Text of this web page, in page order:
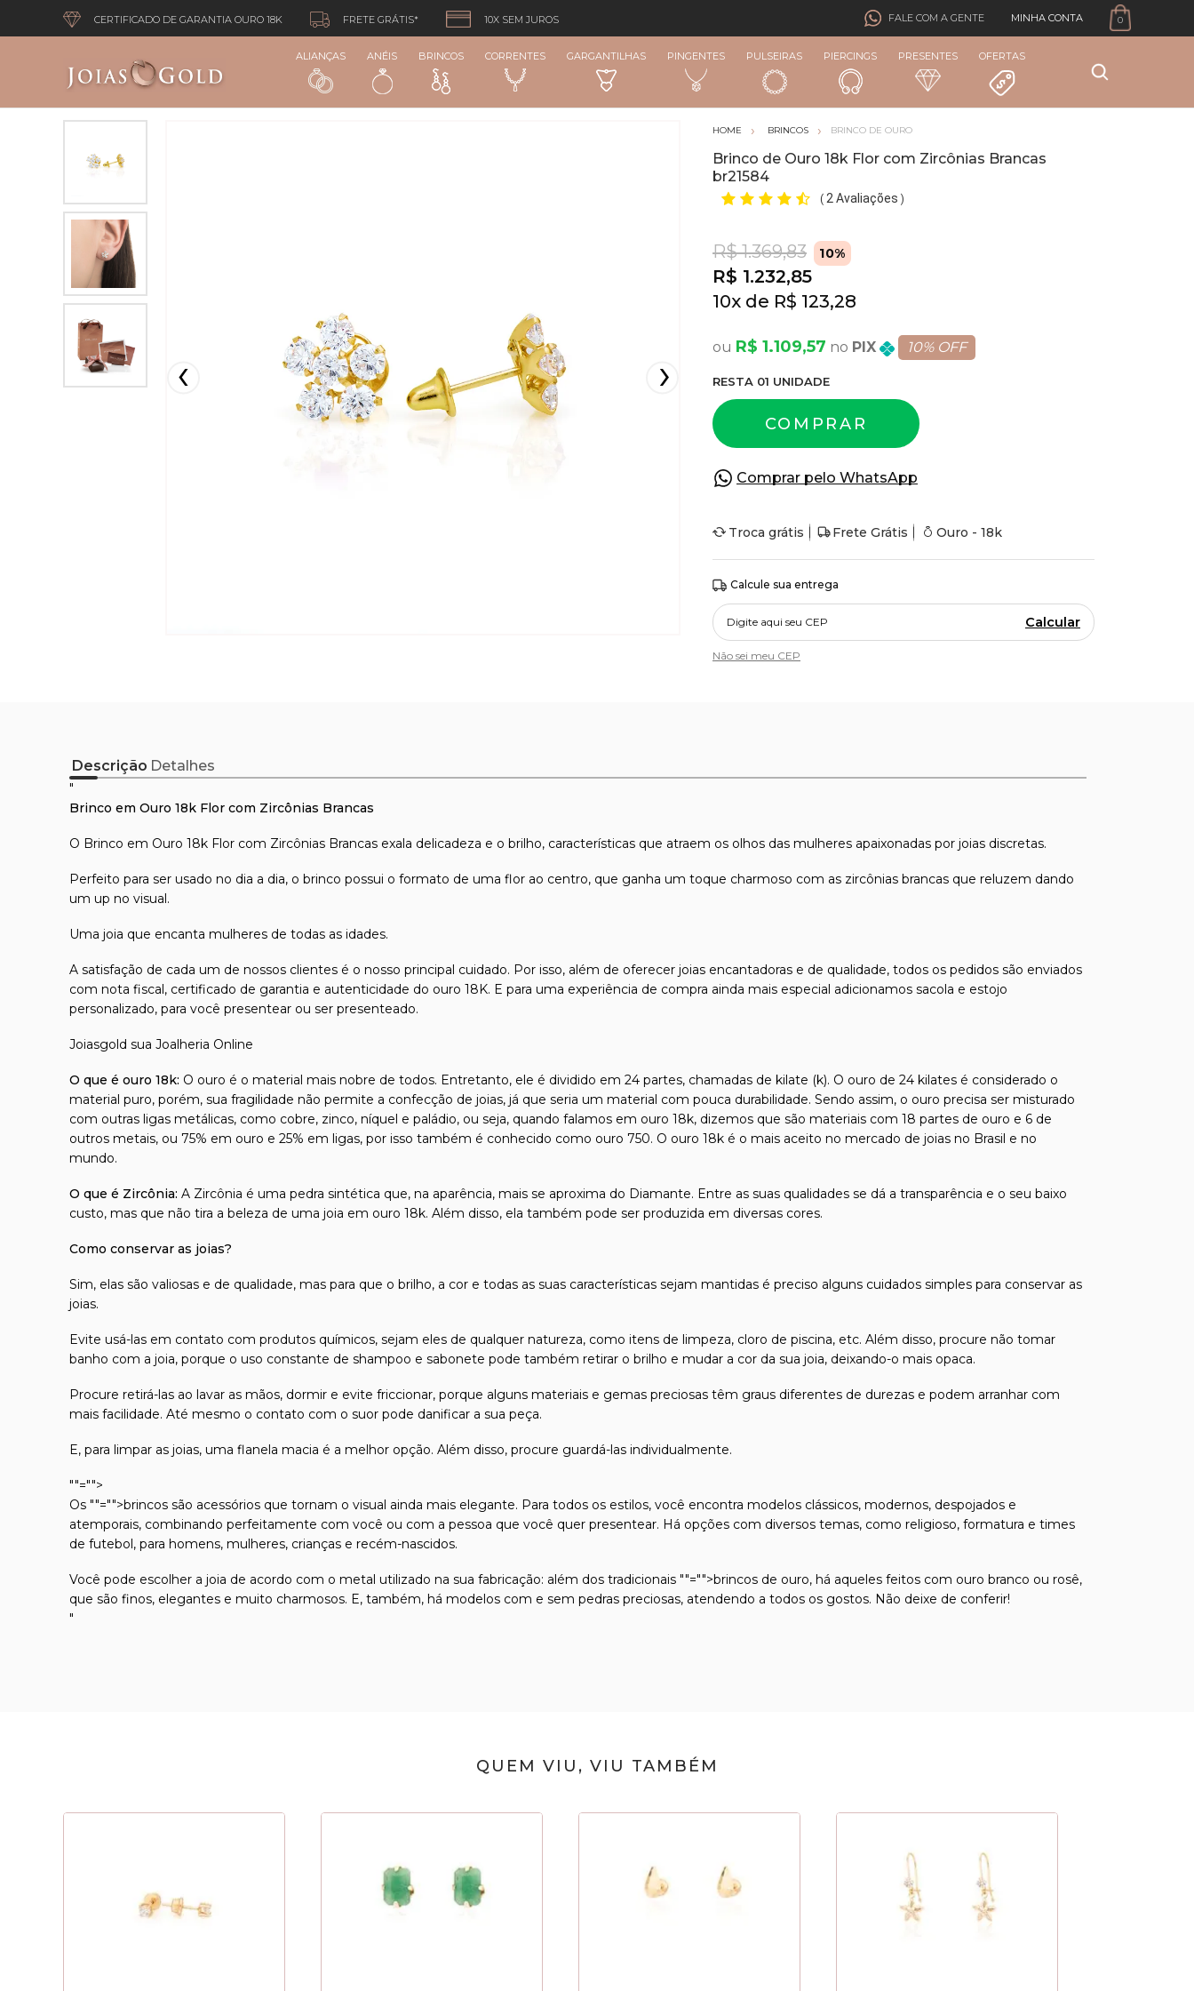
CERTIFICADO DE GARANTIA OURO 18K FRETE GRÁTIS* 10X SEM JUROS FALE COM A GENTE MINHA CONTA 0
ALIANÇAS ANÉIS BRINCOS CORRENTES GARGANTILHAS PINGENTES PULSEIRAS PIERCINGS PRESENTES OFERTAS
BRINCOS BRINCO DE OURO
Brinco de Ouro 18k Flor com Zircônias Brancas
br21584
( 2 Avaliações )
R$ 1.369,83 10%
R$ 1.232,85
10x R$ 123,28
R$ 1.109,57 PIX 10% OFF
RESTA 01 UNIDADE
COMPRAR
Comprar pelo WhatsApp
Troca grátis Frete Grátis Ouro - 18k
Calcule sua entrega
Calcular
Não sei meu CEP
Descrição Detalhes
"
Brinco em Ouro 18k Flor com Zircônias Brancas
O Brinco em Ouro 18k Flor com Zircônias Brancas exala delicadeza e o brilho, características que atraem os olhos das mulheres apaixonadas por joias discretas.
Perfeito para ser usado no dia a dia, o brinco possui o formato de uma flor ao centro, que ganha um toque charmoso com as zircônias brancas que reluzem dando
um up no visual.
Uma joia que encanta mulheres de todas as idades.
A satisfação de cada um de nossos clientes é o nosso principal cuidado. Por isso, além de oferecer joias encantadoras e de qualidade, todos os pedidos são enviados
com nota fiscal, certificado de garantia e autenticidade do ouro 18K. E para uma experiência de compra ainda mais especial adicionamos sacola e estojo
personalizado, para você presentear ou ser presenteado.
Joiasgold sua Joalheria Online
O que é ouro 18k: O ouro é o material mais nobre de todos. Entretanto, ele é dividido em 24 partes, chamadas de kilate (k). O ouro de 24 kilates é considerado o
material puro, porém, sua fragilidade não permite a confecção de joias, já que seria um material com pouca durabilidade. Sendo assim, o ouro precisa ser misturado
com outras ligas metálicas, como cobre, zinco, níquel e paládio, ou seja, quando falamos em ouro 18k, dizemos que são materiais com 18 partes de ouro e 6 de
outros metais, ou 75% em ouro e 25% em ligas, por isso também é conhecido como ouro 750. O ouro 18k é o mais aceito no mercado de joias no Brasil e no
mundo.
O que é Zircônia: A Zircônia é uma pedra sintética que, na aparência, mais se aproxima do Diamante. Entre as suas qualidades se dá a transparência e o seu baixo
custo, mas que não tira a beleza de uma joia em ouro 18k. Além disso, ela também pode ser produzida em diversas cores.
Como conservar as joias?
Sim, elas são valiosas e de qualidade, mas para que o brilho, a cor e todas as suas características sejam mantidas é preciso alguns cuidados simples para conservar as
joias.
Evite usá-las em contato com produtos químicos, sejam eles de qualquer natureza, como itens de limpeza, cloro de piscina, etc. Além disso, procure não tomar
banho com a joia, porque o uso constante de shampoo e sabonete pode também retirar o brilho e mudar a cor da sua joia, deixando-o mais opaca.
Procure retirá-las ao lavar as mãos, dormir e evite friccionar, porque alguns materiais e gemas preciosas têm graus diferentes de durezas e podem arranhar com
mais facilidade. Até mesmo o contato com o suor pode danificar a sua peça.
E, para limpar as joias, uma flanela macia é a melhor opção. Além disso, procure guardá-las individualmente.
""="">
Os ""="">brincos são acessórios que tornam o visual ainda mais elegante. Para todos os estilos, você encontra modelos clássicos, modernos, despojados e
atemporais, combinando perfeitamente com você ou com a pessoa que você quer presentear. Há opções com diversos temas, como religioso, formatura e times
de futebol, para homens, mulheres, crianças e recém-nascidos.
Você pode escolher a joia de acordo com o metal utilizado na sua fabricação: além dos tradicionais ""="">brincos de ouro, há aqueles feitos com ouro branco ou rosê,
que são finos, elegantes e muito charmosos. E, também, há modelos com e sem pedras preciosas, atendendo a todos os gostos. Não deixe de conferir!
"
QUEM VIU, VIU TAMBÉM